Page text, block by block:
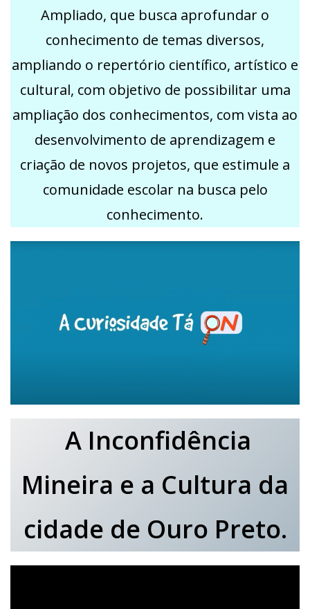
Ampliado, que busca aprofundar o
conhecimento de temas diversos,
ampliando o repertório científico, artístico e
cultural, com objetivo de possibilitar uma
ampliação dos conhecimentos, com vista ao
desenvolvimento de aprendizagem e
criação de novos projetos, que estimule a
comunidade escolar na busca pelo
conhecimento.
A Inconfidência
Mineira e a Cultura da
cidade de Ouro Preto.